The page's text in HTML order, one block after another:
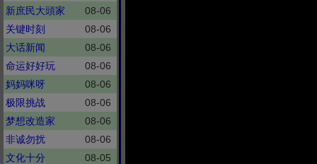
新庶民大頭家
08-06
关键时刻
08-06
大话新闻
08-06
命运好好玩
08-06
妈妈咪呀
08-06
极限挑战
08-06
梦想改造家
08-06
非诚勿扰
08-06
文化十分
08-05